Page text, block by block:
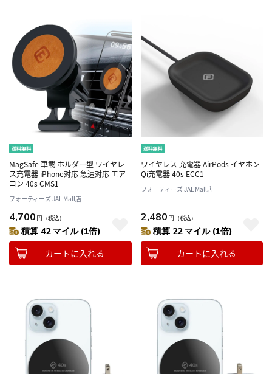
MagSafe 車載 ホルダー型 ワイヤレ
ス充電器 iPhone対応 急速対応 エア
コン 40s CMS1
フォーティーズ JAL Mall店
4,700 円 （税込）
積算 42 マイル (1倍)
カートに入れる
ワイヤレス 充電器 AirPods イヤホン
Qi充電器 40s ECC1
フォーティーズ JAL Mall店
2,480 円 （税込）
積算 22 マイル (1倍)
カートに入れる